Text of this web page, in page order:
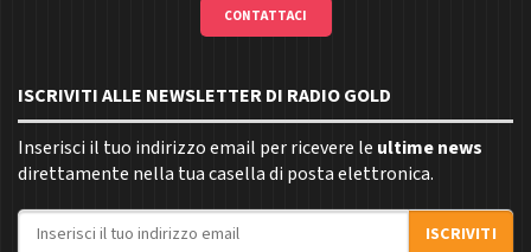
CONTATTACI
ISCRIVITI ALLE NEWSLETTER DI RADIO GOLD
Inserisci il tuo indirizzo email per ricevere le ultime news
direttamente nella tua casella di posta elettronica.
Indirizzo email
ISCRIVITI